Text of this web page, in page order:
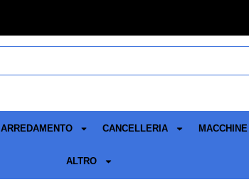
ARREDAMENTO CANCELLERIA
ALTRO